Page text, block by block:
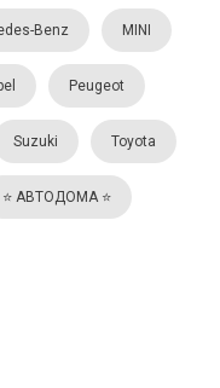
Benz MINI
Peugeot
Suzuki Toyota
⭐️ АВТОДОМА ⭐️